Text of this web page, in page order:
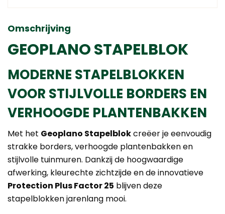
Omschrijving
GEOPLANO STAPELBLOK
MODERNE STAPELBLOKKEN
VOOR STIJLVOLLE BORDERS EN
VERHOOGDE PLANTENBAKKEN
Met het Geoplano Stapelblokcreëer je eenvoudig
strakke borders, verhoogde plantenbakken en
stijlvolle tuinmuren. Dankzij de hoogwaardige
afwerking, kleurechte zichtzijde en de innovatieve
Protection Plus Factor 25 blijven deze
stapelblokken jarenlang mooi.